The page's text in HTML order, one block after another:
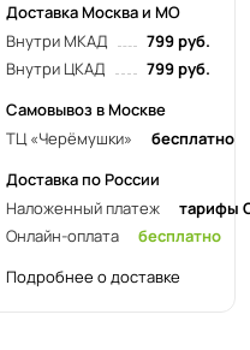
Доставка Москва и МО
Внутри МКАД
799 руб.
Внутри ЦКАД
799 руб.
Самовывоз в Москве
ТЦ «Черёмушки»
бесплатно
Доставка по России
Наложенный платеж
тарифы
Онлайн-оплата
бесплатно
Подробнее о доставке